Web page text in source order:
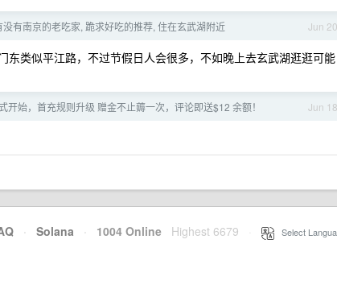
Jun 20
有南京的老吃家, 跪求好吃的推荐, 住在玄武湖附近
东类似平江路，不过节假日人会很多，不如晚上去玄武湖逛逛可能
Jun 18
开始，首充规则升级 赠金不止薅一次，评论即送$12 余额！
· Solana · 1004 Online Highest 6679 Select